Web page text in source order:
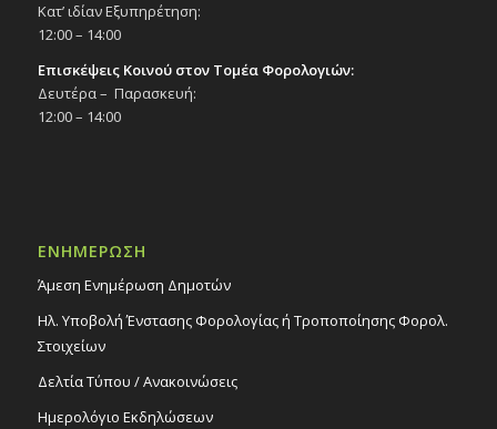
Κατ’ ιδίαν Εξυπηρέτηση:
12:00 – 14:00
Επισκέψεις Κοινού στον Τομέα Φορολογιών:
Δευτέρα – Παρασκευή:
12:00 – 14:00
ΕΝΗΜΕΡΩΣΗ
Άμεση Ενημέρωση Δημοτών
Ηλ. Υποβολή Ένστασης Φορολογίας ή Τροποποίησης Φορολ.
Στοιχείων
Δελτία Τύπου / Ανακοινώσεις
Ημερολόγιο Εκδηλώσεων